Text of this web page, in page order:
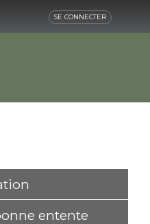
SE CONNECTER
entente